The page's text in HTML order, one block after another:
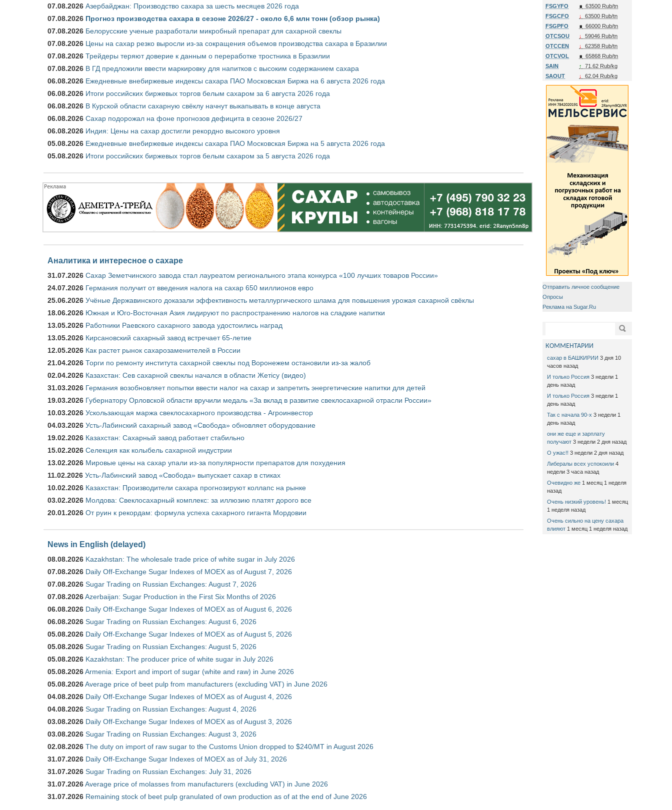
07.08.2026 Азербайджан: Производство сахара за шесть месяцев 2026 года
07.08.2026 Прогноз производства сахара в сезоне 2026/27 - около 6,6 млн тонн (обзор рынка)
07.08.2026 Белорусские ученые разработали микробный препарат для сахарной свеклы
07.08.2026 Цены на сахар резко выросли из-за сокращения объемов производства сахара в Бразилии
07.08.2026 Трейдеры теряют доверие к данным о переработке тростника в Бразилии
07.08.2026 В ГД предложили ввести маркировку для напитков с высоким содержанием сахара
06.08.2026 Ежедневные внебиржевые индексы сахара ПАО Московская Биржа на 6 августа 2026 года
06.08.2026 Итоги российских биржевых торгов белым сахаром за 6 августа 2026 года
06.08.2026 В Курской области сахарную свёклу начнут выкапывать в конце августа
06.08.2026 Сахар подорожал на фоне прогнозов дефицита в сезоне 2026/27
06.08.2026 Индия: Цены на сахар достигли рекордно высокого уровня
05.08.2026 Ежедневные внебиржевые индексы сахара ПАО Московская Биржа на 5 августа 2026 года
05.08.2026 Итоги российских биржевых торгов белым сахаром за 5 августа 2026 года
Аналитика и интересное о сахаре
31.07.2026 Сахар Земетчинского завода стал лауреатом регионального этапа конкурса «100 лучших товаров России»
24.07.2026 Германия получит от введения налога на сахар 650 миллионов евро
25.06.2026 Учёные Державинского доказали эффективность металлургического шлама для повышения урожая сахарной свёклы
18.06.2026 Южная и Юго-Восточная Азия лидируют по распространению налогов на сладкие напитки
13.05.2026 Работники Раевского сахарного завода удостоились наград
13.05.2026 Кирсановский сахарный завод встречает 65-летие
12.05.2026 Как растет рынок сахарозаменителей в России
21.04.2026 Торги по ремонту института сахарной свеклы под Воронежем остановили из-за жалоб
02.04.2026 Казахстан: Сев сахарной свеклы начался в области Жетісу (видео)
31.03.2026 Германия возобновляет попытки ввести налог на сахар и запретить энергетические напитки для детей
19.03.2026 Губернатору Орловской области вручили медаль «За вклад в развитие свеклосахарной отрасли России»
10.03.2026 Ускользающая маржа свеклосахарного производства - Агроинвестор
04.03.2026 Усть-Лабинский сахарный завод «Свобода» обновляет оборудование
19.02.2026 Казахстан: Сахарный завод работает стабильно
15.02.2026 Селекция как колыбель сахарной индустрии
13.02.2026 Мировые цены на сахар упали из-за популярности препаратов для похудения
11.02.2026 Усть-Лабинский завод «Свобода» выпускает сахар в стиках
10.02.2026 Казахстан: Производители сахара прогнозируют коллапс на рынке
03.02.2026 Молдова: Свеклосахарный комплекс: за иллюзию платят дорого все
20.01.2026 От руин к рекордам: формула успеха сахарного гиганта Мордовии
News in English (delayed)
08.08.2026 Kazakhstan: The wholesale trade price of white sugar in July 2026
07.08.2026 Daily Off-Exchange Sugar Indexes of MOEX as of August 7, 2026
07.08.2026 Sugar Trading on Russian Exchanges: August 7, 2026
07.08.2026Azerbaijan: Sugar Production in the First Six Months of 2026
06.08.2026 Daily Off-Exchange Sugar Indexes of MOEX as of August 6, 2026
06.08.2026 Sugar Trading on Russian Exchanges: August 6, 2026
05.08.2026 Daily Off-Exchange Sugar Indexes of MOEX as of August 5, 2026
05.08.2026 Sugar Trading on Russian Exchanges: August 5, 2026
05.08.2026 Kazakhstan: The producer price of white sugar in July 2026
05.08.2026Armenia: Export and import of sugar (white and raw) in June 2026
05.08.2026Average price of beet pulp from manufacturers (excluding VAT) in June 2026
04.08.2026 Daily Off-Exchange Sugar Indexes of MOEX as of August 4, 2026
04.08.2026 Sugar Trading on Russian Exchanges: August 4, 2026
03.08.2026 Daily Off-Exchange Sugar Indexes of MOEX as of August 3, 2026
03.08.2026 Sugar Trading on Russian Exchanges: August 3, 2026
02.08.2026 The duty on import of raw sugar to the Customs Union dropped to $240/MT in August 2026
31.07.2026 Daily Off-Exchange Sugar Indexes of MOEX as of July 31, 2026
31.07.2026 Sugar Trading on Russian Exchanges: July 31, 2026
31.07.2026Average price of molasses from manufacturers (excluding VAT) in June 2026
31.07.2026 Remaining stock of beet pulp granulated of own production as of at the end of June 2026
FSGYFO
∎ 63500 Rub/tn
FSGCFO
↓
63500 Rub/tn
FSGPFO
∎ 66000 Rub/tn
OTCSOU
↓
59046 Rub/tn
OTCCEN
↓
62358 Rub/tn
OTCVOL
∎ 65868 Rub/tn
SAIN
↑
71.62 Rub/kg
SAOUT
↓ 62.04 Rub/kg
Отправить личное сообщение
Опросы
Реклама на Sugar.Ru
Поиск
КОММЕНТАРИИ
сахар в БАШКИРИИ 3 дня 10
часов назад
И только Россия 3 недели 1
день назад
И только Россия 3 недели 1
день назад
Так с начала 90-х 3 недели 1
день назад
они же еще и зарплату
получают 3 недели 2 дня назад
О ужас!! 3 недели 2 дня назад
Либералы всех успокоили 4
недели 3 часа назад
Очевидно же 1 месяц 1 неделя
назад
Очень низкий уровень! 1 месяц
1 неделя назад
Очень сильно на цену сахара
влияют 1 месяц 1 неделя назад